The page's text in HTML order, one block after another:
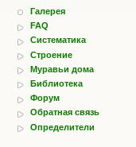
Галерея
FAQ
Систематика
Строение
Муравьи дома
Библиотека
Форум
Обратная связь
Определители